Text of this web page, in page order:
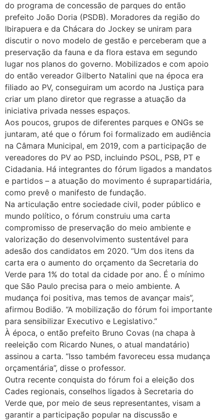
do programa de concessão de parques do então
prefeito João Doria (PSDB). Moradores da região do
Ibirapuera e da Chácara do Jockey se uniram para
discutir o novo modelo de gestão e perceberam que a
preservação da fauna e da flora estava em segundo
lugar nos planos do governo. Mobilizados e com apoio
do então vereador Gilberto Natalini que na época era
filiado ao PV, conseguiram um acordo na Justiça para
criar um plano diretor que regrasse a atuação da
iniciativa privada nesses espaços.
Aos poucos, grupos de diferentes parques e ONGs se
juntaram, até que o fórum foi formalizado em audiência
na Câmara Municipal, em 2019, com a participação de
vereadores do PV ao PSD, incluindo PSOL, PSB, PT e
Cidadania. Há integrantes do fórum ligados a mandatos
e partidos – a atuação do movimento é suprapartidária,
como prevê o manifesto de fundação.
Na articulação entre sociedade civil, poder público e
mundo político, o fórum construiu uma carta
compromisso de preservação do meio ambiente e
valorização do desenvolvimento sustentável para
adesão dos candidatos em 2020. “Um dos itens da
carta era o aumento do orçamento da Secretaria do
Verde para 1% do total da cidade por ano. É o mínimo
que São Paulo precisa para o meio ambiente. A
mudança foi positiva, mas temos de avançar mais”,
afirmou Bodião. “A mobilização do fórum foi importante
para sensibilizar Executivo e Legislativo.”
À época, o então prefeito Bruno Covas (na chapa à
reeleição com Ricardo Nunes, o atual mandatário)
assinou a carta. “Isso também favoreceu essa mudança
orçamentária”, disse o professor.
Outra recente conquista do fórum foi a eleição dos
Cades regionais, conselhos ligados à Secretaria do
Verde que, por meio de seus representantes, visam a
garantir a participação popular na discussão e